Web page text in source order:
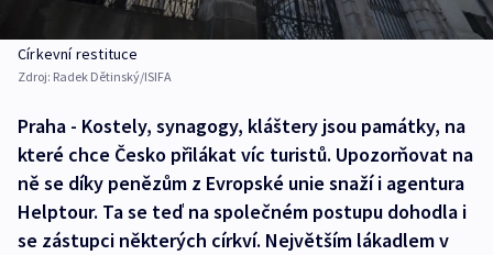
Církevní restituce
Zdroj: Radek Dětinský/ISIFA
Praha - Kostely, synagogy, kláštery jsou památky, na
které chce Česko přilákat víc turistů. Upozorňovat na
ně se díky penězům z Evropské unie snaží i agentura
Helptour. Ta se teď na společném postupu dohodla i
se zástupci některých církví. Největším lákadlem v